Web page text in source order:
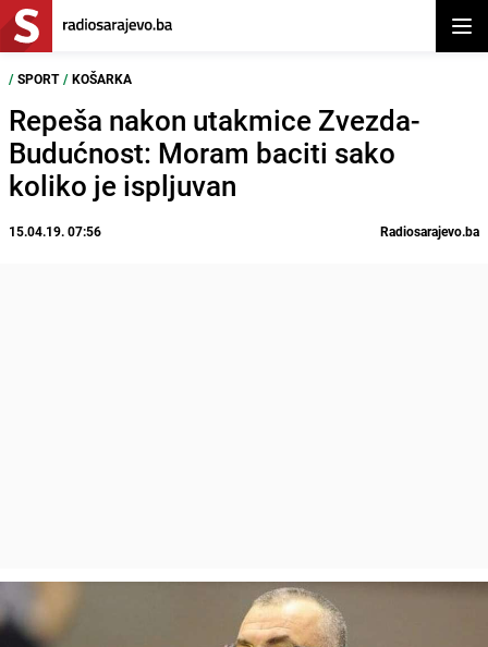
/ SPORT / KOŠARKA
Repeša nakon utakmice Zvezda-
Budućnost: Moram baciti sako
koliko je ispljuvan
15.04.19. 07:56 Radiosarajevo.ba